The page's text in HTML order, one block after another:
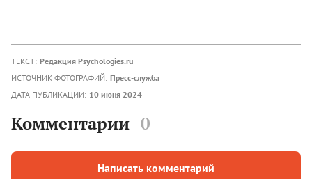
ТЕКСТ: Редакция Psychologies.ru
ИСТОЧНИК ФОТОГРАФИЙ: Пресс-служба
ДАТА ПУБЛИКАЦИИ: 10 июня 2024
Комментарии 0
Написать комментарий